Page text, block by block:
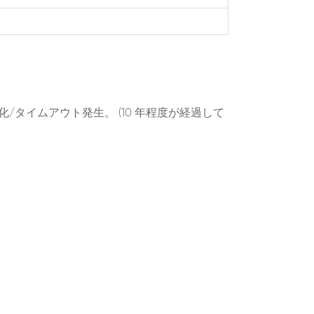
/タイムアウト発生。 (10 年程度が経過して